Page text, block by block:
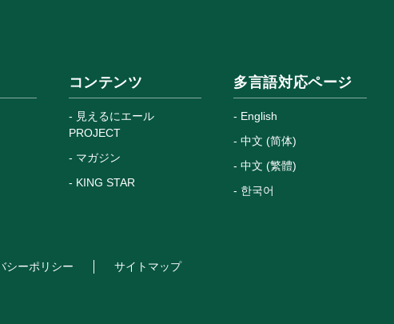
コンテンツ
見えるにエール
PROJECT
マガジン
KING STAR
多言語対応ページ
English
中文 (简体)
中文 (繁體)
한국어
シーポリシー サイトマップ